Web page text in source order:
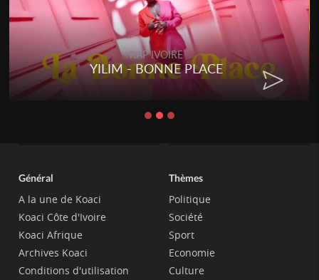
RAP IVOIRE
YILIM - BONNE PLACE
Général
A la une de Koaci
Koaci Côte d'Ivoire
Koaci Afrique
Archives Koaci
Conditions d'utilisation
Thèmes
Politique
Société
Sport
Economie
Culture